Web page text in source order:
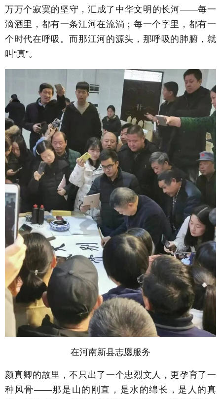
万万个寂寞的坚守，汇成了中华文明的长河——每一
滴酒里，都有一条江河在流淌；每一个字里，都有一
个时代在呼吸。而那江河的源头，那呼吸的肺腑，就
叫“真”。
在河南新县志愿服务
颜真卿的故里，不只出了一个忠烈文人，更孕育了一
种风骨——那是山的刚直，是水的绵长，是人的真